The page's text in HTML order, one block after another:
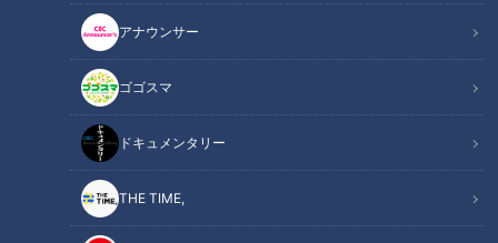
アナウンサー
ゴゴスマ
ドキュメンタリー
THE TIME,
この記事を見たあなたへのおすすめ